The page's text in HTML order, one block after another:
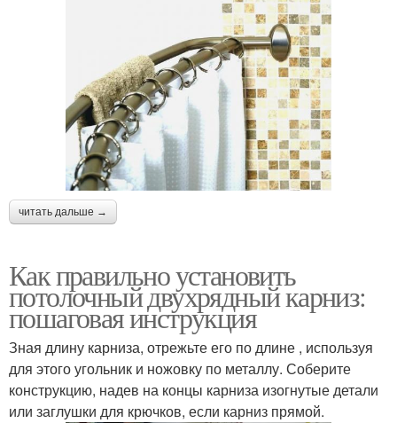
читать дальше →
Как правильно установить
потолочный двухрядный карниз:
пошаговая инструкция
Зная длину карниза, отрежьте его по длине , используя
для этого угольник и ножовку по металлу. Соберите
конструкцию, надев на концы карниза изогнутые детали
или заглушки для крючков, если карниз прямой.